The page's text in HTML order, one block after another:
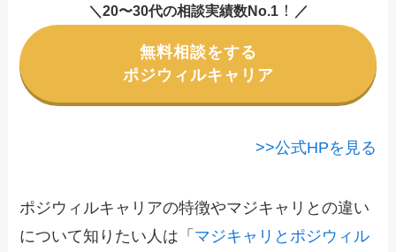
＼20〜30代の相談実績数No.1！ ／
無料相談をする
ポジウィルキャリア
>>公式HPを見る
ポジウィルキャリアの特徴やマジキャリとの違い
について知りたい人は「 マジキャリとポジウィル